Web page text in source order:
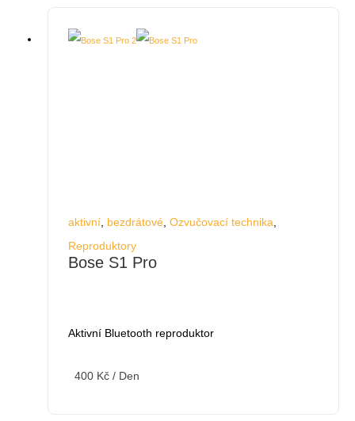
aktivní bezdrátové Ozvučovací technika
Reproduktory
Bose S1 Pro
Aktivní Bluetooth reproduktor
400 Kč / Den